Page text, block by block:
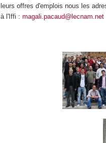
leurs offres d'emplois nous les
à l'Iffi : magali.pacaud@lecnam.net